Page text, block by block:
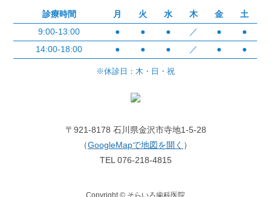
診療時間 月 火 水 木 金
土
9:00-13:00
● ● ● ／ ●
●
14:00-18:00
● ● ● ／ ● ●
※休診日：木・日・祝
〒921-8178 石川県金沢市寺地1-5-28
（GoogleMapで地図を開く ）
TEL 076-218-4815
Copyright © そらいろ歯科医院